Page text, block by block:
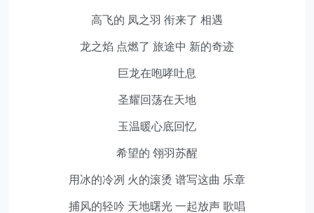
高飞的 凤之羽 衔来了 相遇
龙之焰 点燃了 旅途中 新的奇迹
巨龙在咆哮吐息
圣耀回荡在天地
玉温暖心底回忆
希望的 翎羽苏醒
用冰的冷冽 火的滚烫 谱写这曲 乐章
捕风的轻吟 天地曙光 一起放声 歌唱